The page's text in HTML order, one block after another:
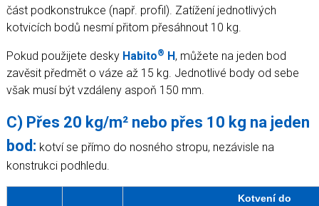
část podkonstrukce (např. profil). Zatížení jednotlivých
kotvicích bodů nesmí přitom přesáhnout 10 kg.
Pokud použijete desky Habito® H, můžete na jeden bod
zavěsit předmět o váze až 15 kg. Jednotlivé body od sebe
však musí být vzdáleny aspoň 150 mm.
C) Přes 20 kg/m² nebo přes 10 kg na jeden
bod: kotví se přímo do nosného stropu, nezávisle na
konstrukci podhledu.
Kotvení do